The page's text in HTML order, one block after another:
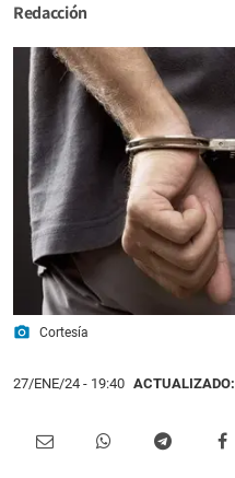
Redacción
photo_camera Cortesía
27/ENE/24 - 19:40 ACTUALIZADO: